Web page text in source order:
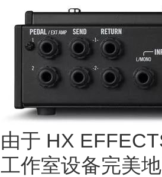
由于 HX
工作室设备完美